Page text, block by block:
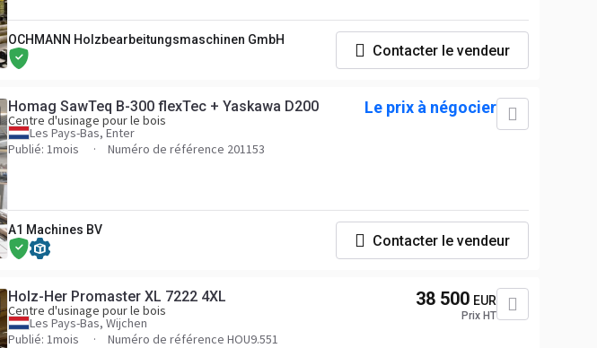
OCHMANN Holzbearbeitungsmaschinen GmbH
Contacter le vendeur
Homag SawTeq B-300 flexTec + Yaskawa D200
Centre d'usinage pour le bois
Les Pays-Bas, Enter
Publié: 1mois
Numéro de référence 201153
Le prix à négocier
A1 Machines BV
Contacter le vendeur
Holz-Her Promaster XL 7222 4XL
Centre d'usinage pour le bois
Les Pays-Bas, Wijchen
Publié: 1mois
Numéro de référence HOU9.551
38 500 EUR
Prix HT